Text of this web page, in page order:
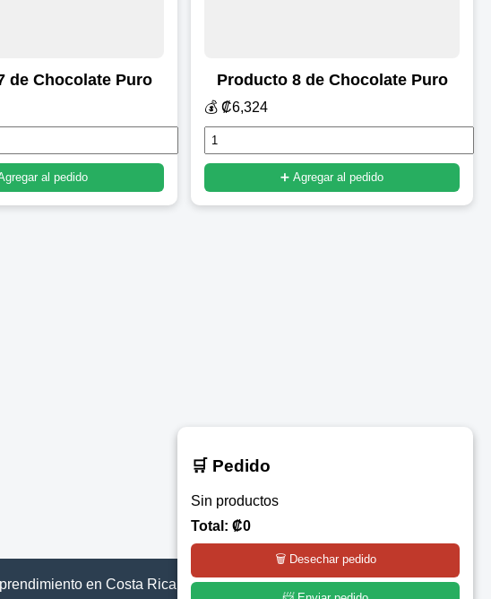
de Chocolate Puro
al pedido
Producto 8 de Chocolate Puro
💰 ₡6,324
➕ Agregar al pedido
🛒 Pedido
Sin productos
Total: ₡0
🗑️ Desechar pedido
en Costa Rica